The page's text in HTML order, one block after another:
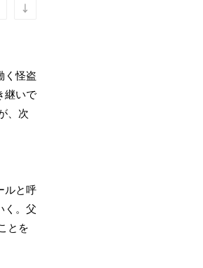
く怪盗
継いで
、次
ルと呼
く。父
とを